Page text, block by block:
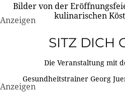
Bilder von der
kulinarischen
Anzeigen
SITZ DICH
Die Veranstaltung mit
Gesundheitstrainer Georg
Anzeigen